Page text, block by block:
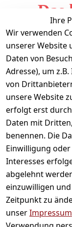
Das
Ihre
Wir verwenden
unserer Website
Daten von
Adresse), um
von
unsere Website
erfolgt erst
Daten mit
benennen. Die
Einwilligung
Interesses
abgelehnt
einzuwilligen
Zeitpunkt zu
unserImpressum
Mein Konto
Vertrag
Unternehmen